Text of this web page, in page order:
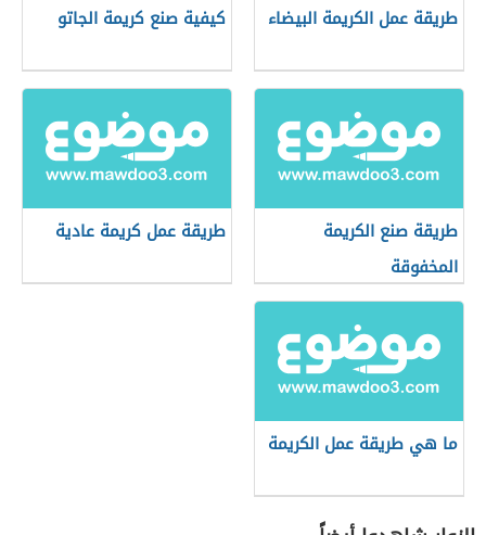
طريقة عمل الكريمة البيضاء كيفية صنع كريمة الجاتو
طريقة صنع الكريمة
المخفوقة
طريقة عمل كريمة عادية
ما هي طريقة عمل الكريمة